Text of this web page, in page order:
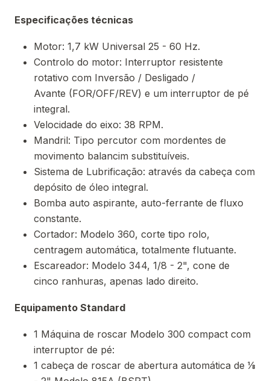
Especificações técnicas
Motor: 1,7 kW Universal 25 - 60 Hz.
Controlo do motor: Interruptor resistente
rotativo com Inversão / Desligado /
Avante (FOR/OFF/REV) e um interruptor de pé
integral.
Velocidade do eixo: 38 RPM.
Mandril: Tipo percutor com mordentes de
movimento balancim substituíveis.
Sistema de Lubrificação: através da cabeça com
depósito de óleo integral.
Bomba auto aspirante, auto-ferrante de fluxo
constante.
Cortador: Modelo 360, corte tipo rolo,
centragem automática, totalmente flutuante.
Escareador: Modelo 344, 1/8 - 2", cone de
cinco ranhuras, apenas lado direito.
Equipamento Standard
1 Máquina de roscar Modelo 300 compact com
interruptor de pé:
1 cabeça de roscar de abertura automática de 1⁄8